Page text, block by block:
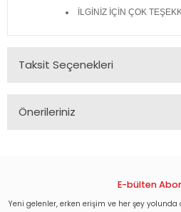
İLGİNİZ İÇİN ÇOK
Taksit Seçenekleri
Önerileriniz
Görüş ve önerileriniz için teşekkür
E-bülten
Yeni gelenler, erken erişim ve her şey